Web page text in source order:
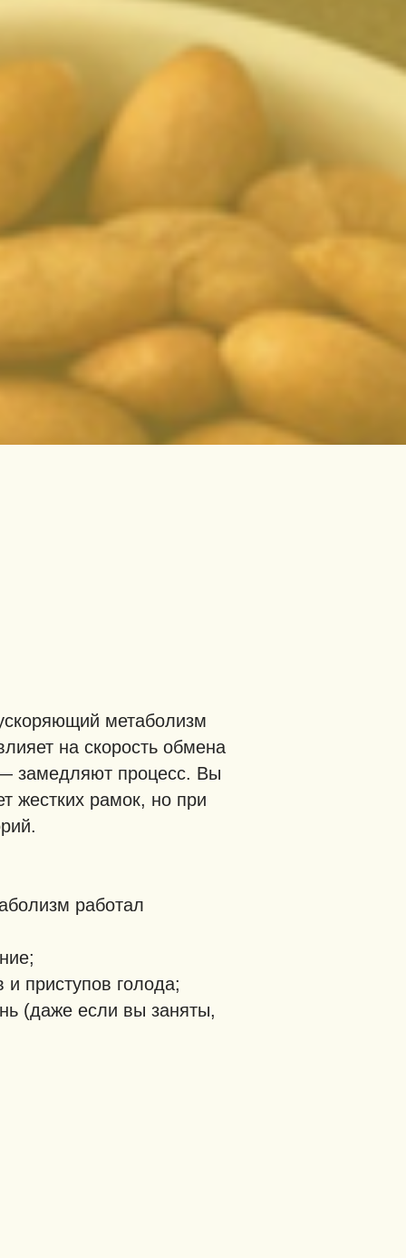
метаболизм
на скорость обмена
замедляют процесс. Вы
жестких рамок, но при
работал
и приступов голода;
(даже если вы заняты,